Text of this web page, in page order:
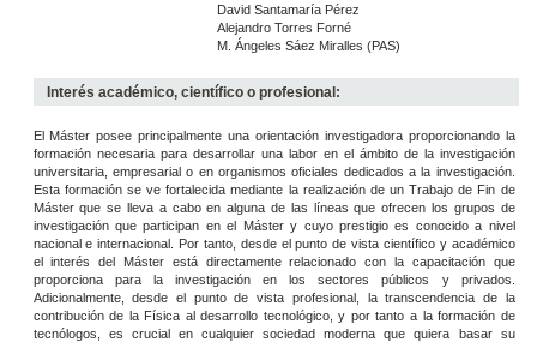
David Santamaría Pérez
Alejandro Torres Forné
M. Ángeles Sáez Miralles (PAS)
Interés académico, científico o profesional:
El Máster posee principalmente una orientación investigadora proporcionando la
formación necesaria para desarrollar una labor en el ámbito de la investigación
universitaria, empresarial o en organismos oficiales dedicados a la investigación.
Esta formación se ve fortalecida mediante la realización de un Trabajo de Fin de
Máster que se lleva a cabo en alguna de las líneas que ofrecen los grupos de
investigación que participan en el Máster y cuyo prestigio es conocido a nivel
nacional e internacional. Por tanto, desde el punto de vista científico y académico
el interés del Máster está directamente relacionado con la capacitación que
proporciona para la investigación en los sectores públicos y privados.
Adicionalmente, desde el punto de vista profesional, la transcendencia de la
contribución de la Física al desarrollo tecnológico, y por tanto a la formación de
tecnólogos, es crucial en cualquier sociedad moderna que quiera basar su